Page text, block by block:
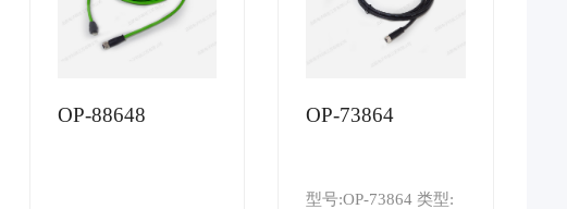
OP-88648 OP-73864
型号:OP-73864 类型: